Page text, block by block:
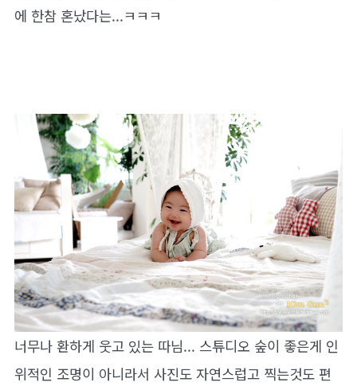
에 한참 혼났다는...ㅋㅋㅋ
너무나 환하게 웃고 있는 따님... 스튜디오 숲이 좋은게 인
위적인 조명이 아니라서 사진도 자연스럽고 찍는것도 편